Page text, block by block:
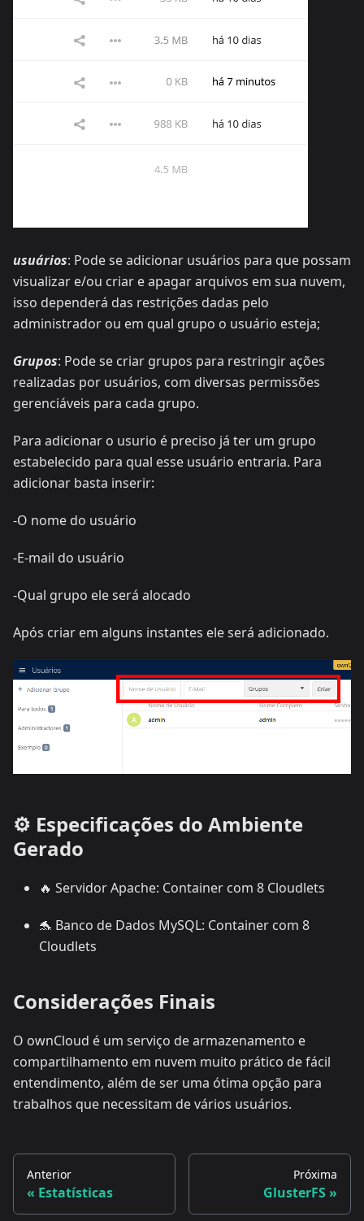
usuários: Pode se adicionar usuários para que possam
visualizar e/ou criar e apagar arquivos em sua nuvem,
isso dependerá das restrições dadas pelo
administrador ou em qual grupo o usuário esteja;
Grupos: Pode se criar grupos para restringir ações
realizadas por usuários, com diversas permissões
gerenciáveis para cada grupo.
Para adicionar o usurio é preciso já ter um grupo
estabelecido para qual esse usuário entraria. Para
adicionar basta inserir:
-O nome do usuário
-E-mail do usuário
-Qual grupo ele será alocado
Após criar em alguns instantes ele será adicionado.
⚙️ Especificações do Ambiente
Gerado
🔥 Servidor Apache: Container com 8 Cloudlets
🐬 Banco de Dados MySQL: Container com 8
Cloudlets
Considerações Finais
O ownCloud é um serviço de armazenamento e
compartilhamento em nuvem muito prático de fácil
entendimento, além de ser uma ótima opção para
trabalhos que necessitam de vários usuários.
Anterior
Estatísticas
Próxima
GlusterFS